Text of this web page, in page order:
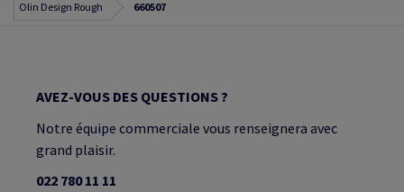
Olin Design Rough 660507
AVEZ-VOUS DES QUESTIONS ?
Notre équipe commerciale vous renseignera avec
grand plaisir.
022 780 11 11